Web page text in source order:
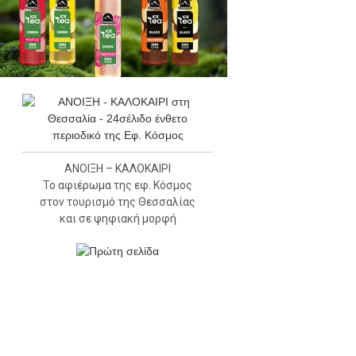
ΑΝΟΙΞΗ – ΚΑΛΟΚΑΙΡΙ
Το αφιέρωμα της εφ. Κόσμος
στον τουρισμό της Θεσσαλίας
και σε ψηφιακή μορφή